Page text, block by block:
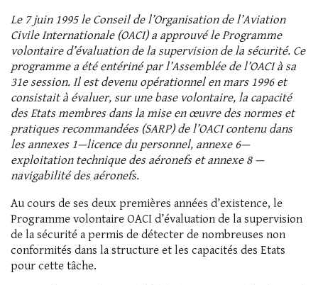
Le 7 juin 1995 le Conseil de l’Organisation de l’Aviation
Civile Internationale (OACI) a approuvé le Programme
volontaire d’évaluation de la supervision de la sécurité. Ce
programme a été entériné par l’Assemblée de l’OACI à sa
31e session. Il est devenu opérationnel en mars 1996 et
consistait à évaluer, sur une base volontaire, la capacité
des Etats membres dans la mise en œuvre des normes et
pratiques recommandées (SARP) de l’OACI contenu dans
les annexes 1—licence du personnel, annexe 6—
exploitation technique des aéronefs et annexe 8 —
navigabilité des aéronefs.
Au cours de ses deux premières années d’existence, le
Programme volontaire OACI d’évaluation de la supervision
de la sécurité a permis de détecter de nombreuses non
conformités dans la structure et les capacités des Etats
pour cette tâche.